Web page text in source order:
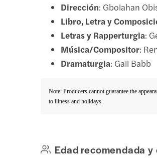
Dirección: Gbolahan
Libro, Letra y
Letras y Rapperturgia:
Música/Compositor:
Dramaturgia: Gail Babb
Note: Producers cannot guarantee the
to illness and holidays.
Edad recomendada